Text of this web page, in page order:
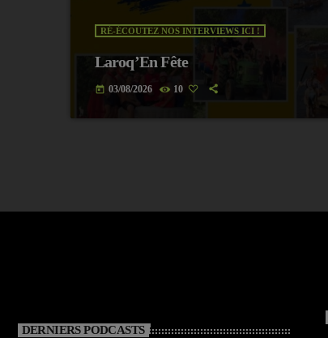
RÉ-ÉCOUTEZ NOS INTERVIEWS ICI !
Laroq’En Fête
today 03/08/2026 10
DERNIERS PODCASTS